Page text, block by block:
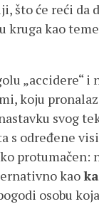
što će reći da
kruga kao
„accidere“ i
koju
svog
s određene
protumačen:
kao
osobu